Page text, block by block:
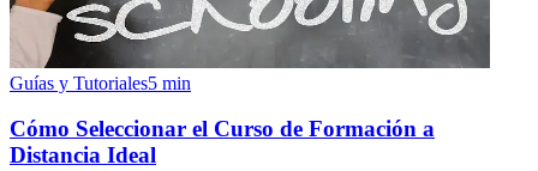
Guías y Tutoriales5 min
Cómo Seleccionar el Curso de Formación a
Distancia Ideal